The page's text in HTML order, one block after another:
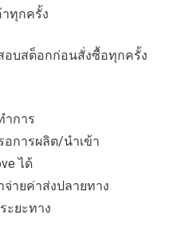
ทุกครั้ง
อบสต็อกก่อนสั่งซื้อทุกครั้ง
ำการ
อการผลิต/นำเข้า
ได้
ายค่าส่งปลายทาง
ยะทาง